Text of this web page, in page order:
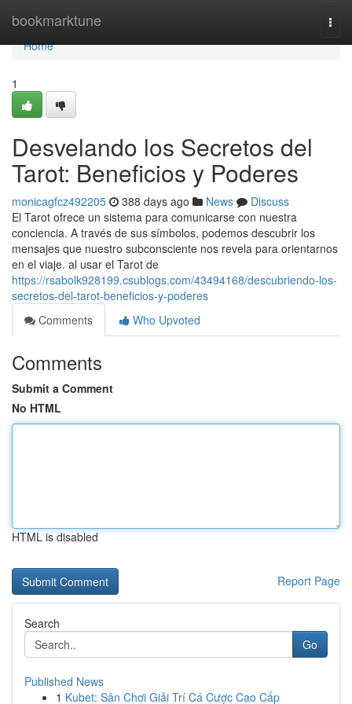
bookmarktune
Home
Home
1
Desvelando los Secretos del
Tarot: Beneficios y Poderes
monicagfcz492205 388 days ago News
Discuss
El Tarot ofrece un sistema para comunicarse con nuestra
conciencia. A través de sus símbolos, podemos descubrir los
mensajes que nuestro subconsciente nos revela para orientarnos
en el viaje. al usar el Tarot de
https://rsabolk928199.csublogs.com/43494168/descubriendo-los-
secretos-del-tarot-beneficios-y-poderes
Comments
Who Upvoted
Comments
Submit a Comment
No HTML
HTML is disabled
Report Page
Search
Go
Published News
1 Kubet: Sân Chơi Giải Trí Cá Cược Cao Cấp